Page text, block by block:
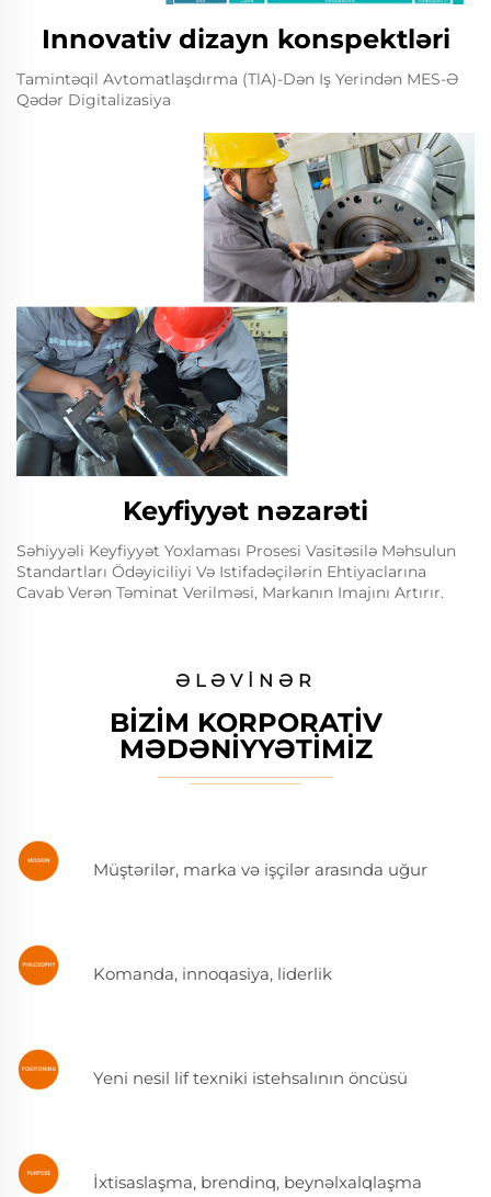
Innovativ dizayn konspektləri
Tamintəqil Avtomatlaşdırma (TlA)-Dən Iş Yerindən MES-Ə
Qədər Digitalizasiya
Keyfiyyət nəzarəti
Səhiyyəli Keyfiyyət Yoxlaması Prosesi Vasitəsilə Məhsulun
Standartları Ödəyiciliyi Və Istifadəçilərin Ehtiyaclarına
Cavab Verən Təminat Verilməsi, Markanın Imajını Artırır.
ƏLƏVINƏR
BIZIM KORPORATIV
MƏDƏNIYYƏTIMIZ
Müştərilər, marka və işçilər arasında uğur
Komanda, innoqasiya, liderlik
Yeni nesil lif texniki istehsalının öncüsü
İxtisaslaşma, brendinq, beynəlxalqlaşma